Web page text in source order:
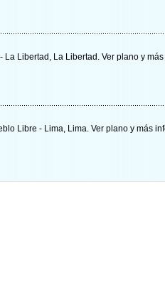
La Libertad, La Libertad. Ver plano y
Libre - Lima, Lima. Ver plano y más